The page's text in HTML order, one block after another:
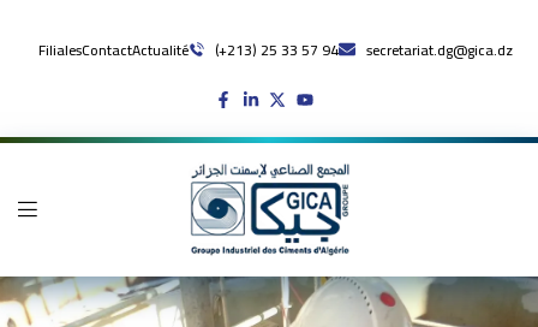
FilialesContactActualité (+213) 25 33 57 94 secretariat.dg@gica.dz